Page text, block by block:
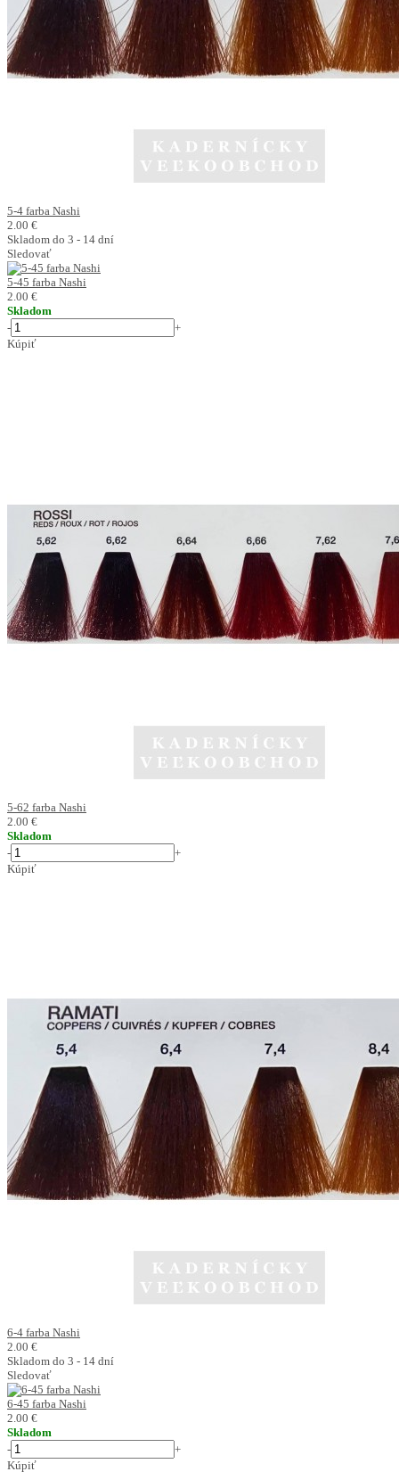
5-4 farba Nashi
2.00 €
Skladom do 3 - 14 dní
Sledovať
5-45 farba Nashi
2.00 €
Skladom
-
+
Kúpiť
5-62 farba Nashi
2.00 €
Skladom
-
+
Kúpiť
6-4 farba Nashi
2.00 €
Skladom do 3 - 14 dní
Sledovať
6-45 farba Nashi
2.00 €
Skladom
-
+
Kúpiť